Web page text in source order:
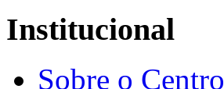
Institucional
Sobre o Centro